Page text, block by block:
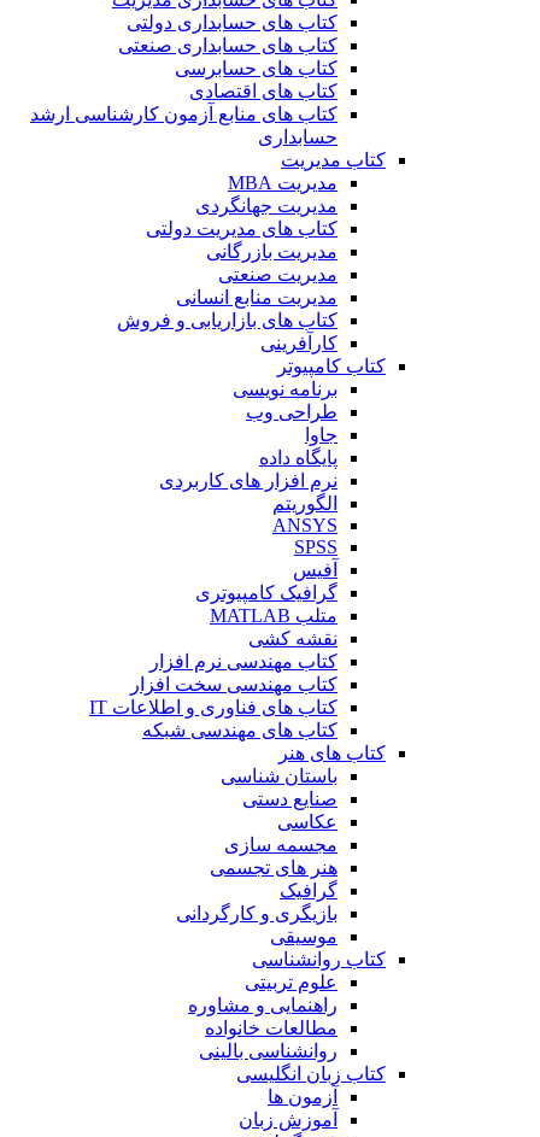
کتاب های حسابداری دولتی
کتاب های حسابداری صنعتی
کتاب های حسابرسی
کتاب های اقتصادی
کتاب های منابع آزمون کارشناسی ارشد
حسابداری
کتاب مدیریت
مدیریت MBA
مدیریت جهانگردی
کتاب های مدیریت دولتی
مدیریت بازرگانی
مدیریت صنعتی
مدیریت منابع انسانی
کتاب های بازاریابی و فروش
کارآفرینی
کتاب کامپیوتر
برنامه نویسی
طراحی وب
جاوا
پایگاه داده
نرم افزار های کاربردی
الگوریتم
ANSYS
SPSS
آفیس
گرافیک کامپیوتری
متلب MATLAB
نقشه کشی
کتاب مهندسی نرم افزار
کتاب مهندسی سخت افزار
کتاب های فناوری و اطلاعات IT
کتاب های مهندسی شبکه
کتاب های هنر
باستان شناسی
صنایع دستی
عکاسی
مجسمه سازی
هنر های تجسمی
گرافیک
بازیگری و کارگردانی
موسیقی
کتاب روانشناسی
علوم تربیتی
راهنمایی و مشاوره
مطالعات خانواده
روانشناسی بالینی
کتاب زبان انگلیسی
آزمون ها
آموزش زبان